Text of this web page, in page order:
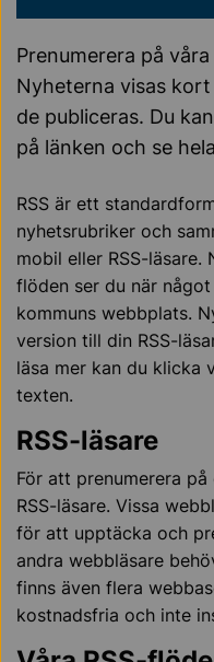
Prenumerera på
Nyheterna visas
de publiceras. Du
på länken och se
RSS är ett
nyhetsrubriker och
mobil eller RSS-läsare.
flöden ser du när
kommuns webbplats.
version till din RSS-
läsa mer kan du klicka
texten.
RSS-läsare
För att prenumerera
RSS-läsare. Vissa
för att upptäcka och
andra webbläsare
finns även flera
kostnadsfria och inte